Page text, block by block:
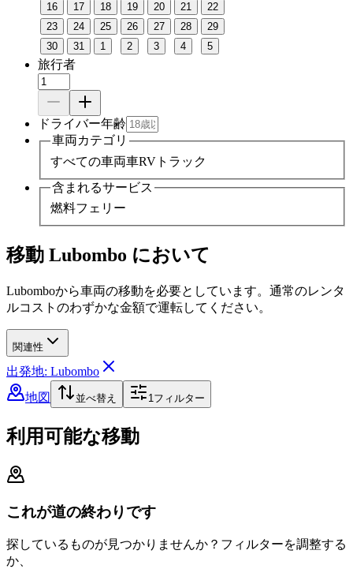
16
17 18 19 20 21
22
23
24 25 26 27 28
29
30
31 1 2 3 4 5
旅行者
ドライバー年齢
車両カテゴリ
すべての車両車RV トラック
含まれるサービス
燃料フェリー
移動 Lubombo において
Lubomboから車両の移動を必要としています。通常のレンタ
ルコストのわずかな金額で運転してください。
関連性
出発地: Lubombo
地図
並べ替え 1フィルター
利用可能な移動
これが道の終わりです
探しているものが見つかりませんか？フィルターを調整する
か、